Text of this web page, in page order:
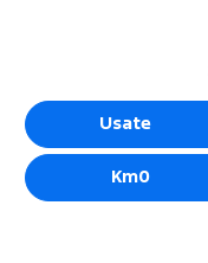
Usate
Km0